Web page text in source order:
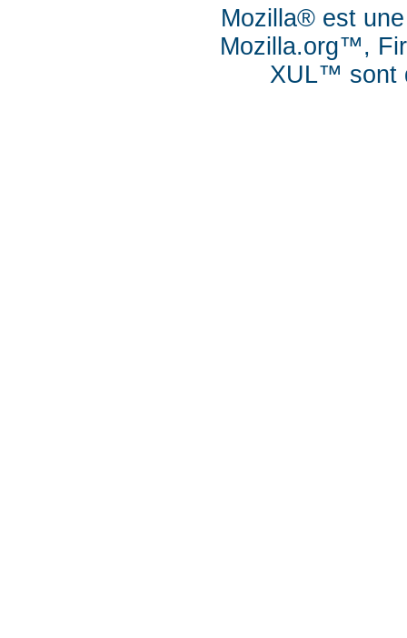
Mozilla® est
Mozilla.org™,
XUL™ sont